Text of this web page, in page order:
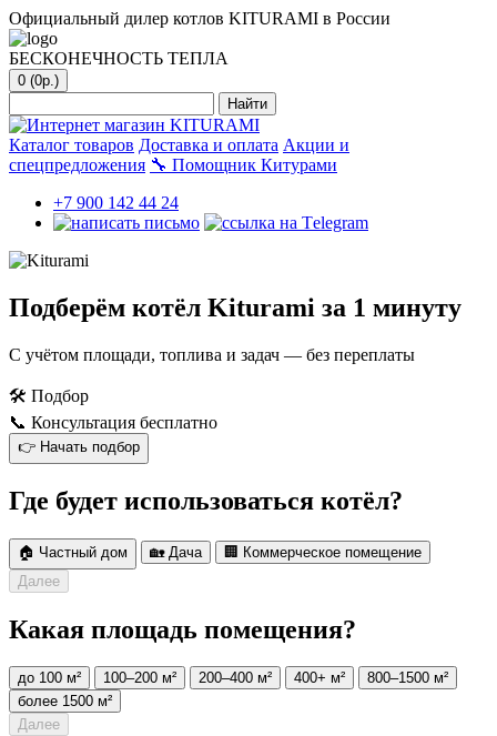
Официальный дилер котлов KITURAMI в России
БЕСКОНЕЧНОСТЬ ТЕПЛА
0 (0р.)
Найти
Каталог товаров Доставка и оплата Акции и
спецпредложения 🔧 Помощник Китурами
+7 900 142 44 24
Подберём котёл Kiturami за 1 минуту
С учётом площади, топлива и задач — без переплаты
🛠 Подбор
📞 Консультация бесплатно
👉 Начать подбор
Где будет использоваться котёл?
🏠 Частный дом 🏡Дача 🏢 Коммерческое помещение
Далее
Какая площадь помещения?
до 100 м² 100–200 м² 200–400 м² 400+ м²
800–1500 м²
более 1500 м²
Далее